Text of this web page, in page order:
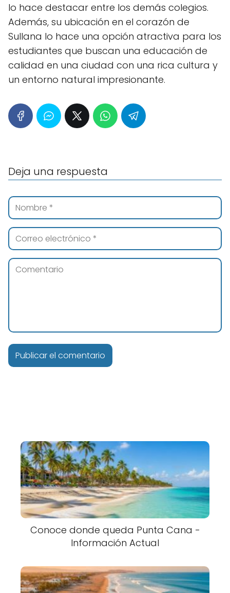
lo hace destacar entre los demás colegios.
Además, su ubicación en el corazón de
Sullana lo hace una opción atractiva para los
estudiantes que buscan una educación de
calidad en una ciudad con una rica cultura y
un entorno natural impresionante.
Deja una respuesta
Conoce donde queda Punta Cana -
Información Actual